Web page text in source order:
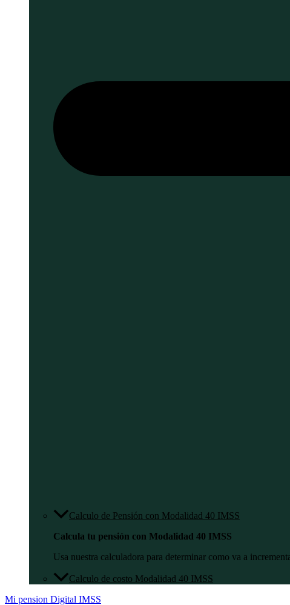
Calculo de Pensión con Modalidad 40 IMSS
Calcula tu pensión con Modalidad 40 IMSS
Usa nuestra calculadora para determinar como va a
Calculo de costo Modalidad 40 IMSS
Mi pension Digital IMSS